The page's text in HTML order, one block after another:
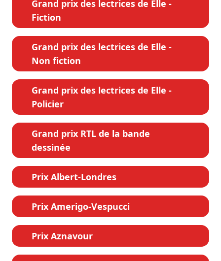
Grand prix des lectrices de Elle -
Fiction
Grand prix des lectrices de Elle -
Non fiction
Grand prix des lectrices de Elle -
Policier
Grand prix RTL de la bande
dessinée
Prix Albert-Londres
Prix Amerigo-Vespucci
Prix Aznavour